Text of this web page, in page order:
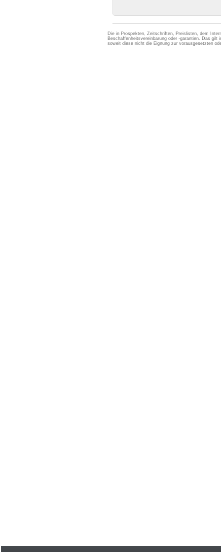
Die in Prospekten, Zeitschriften, Preislisten, dem
Beschaffenheitsvereinbarung oder -garantien. Das
soweit diese nicht die Eignung zur vorausgesetzten